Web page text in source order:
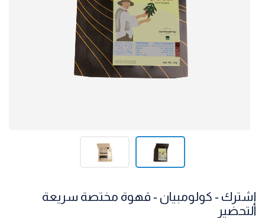
إشترك - كولومبيان - قهوة مختصة سريعة
التحضير